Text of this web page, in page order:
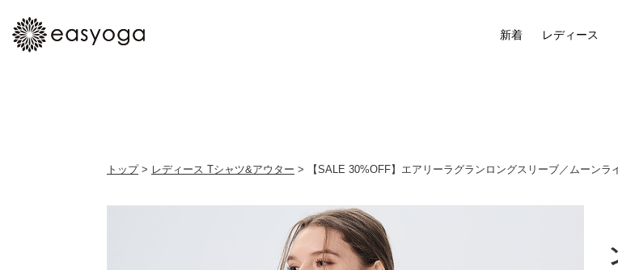
新着 レディース
トップ> レディース Tシャツ&アウター > 【SALE 30%OFF】エアリーラグランロングスリーブ／ムーンラ